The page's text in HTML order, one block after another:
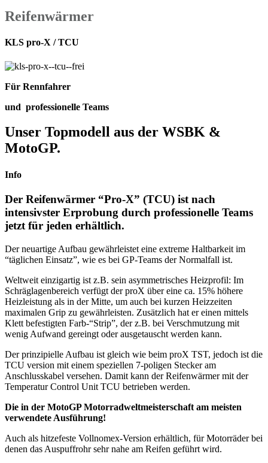
Reifenwärmer
KLS pro-X / TCU
Für Rennfahrer
und professionelle Teams
Unser Topmodell aus der WSBK &
MotoGP.
Info
Der Reifenwärmer “Pro-X” (TCU) ist nach
intensivster Erprobung durch professionelle Teams
jetzt für jeden erhältlich.
Der neuartige Aufbau gewährleistet eine extreme Haltbarkeit im
“täglichen Einsatz”, wie es bei GP-Teams der Normalfall ist.
Weltweit einzigartig ist z.B. sein asymmetrisches Heizprofil: Im
Schräglagenbereich verfügt der proX über eine ca. 15% höhere
Heizleistung als in der Mitte, um auch bei kurzen Heizzeiten
maximalen Grip zu gewährleisten. Zusätzlich hat er einen mittels
Klett befestigten Farb-“Strip”, der z.B. bei Verschmutzung mit
wenig Aufwand gereingt oder ausgetauscht werden kann.
Der prinzipielle Aufbau ist gleich wie beim proX TST, jedoch ist die
TCU version mit einem speziellen 7-poligen Stecker am
Anschlusskabel versehen. Damit kann der Reifenwärmer mit der
Temperatur Control Unit TCU betrieben werden.
Die in der MotoGP Motorradweltmeisterschaft am meisten
verwendete Ausführung!
Auch als hitzefeste Vollnomex-Version erhältlich, für Motorräder bei
denen das Auspuffrohr sehr nahe am Reifen geführt wird.